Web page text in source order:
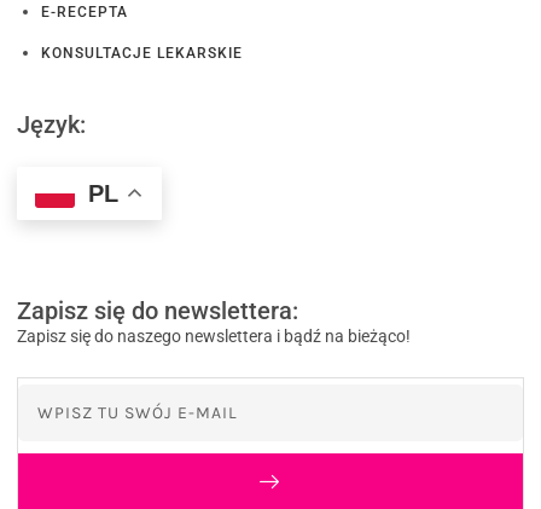
E-RECEPTA
KONSULTACJE LEKARSKIE
Język:
PL
Zapisz się do newslettera:
Zapisz się do naszego newslettera i bądź na bieżąco!